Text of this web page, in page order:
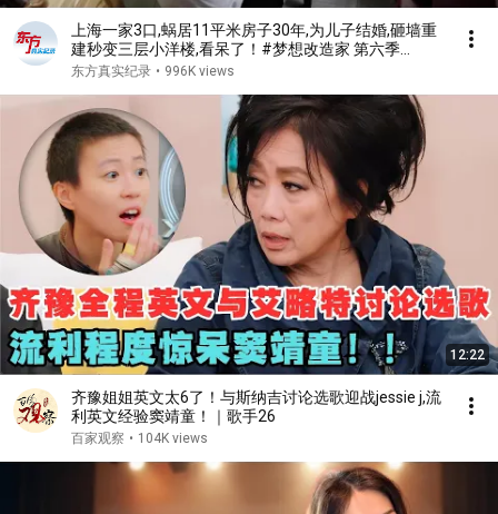
上海一家3口,蜗居11平米房子30年,为儿子结婚,砸墙重
建秒变三层小洋楼,看呆了！#梦想改造家 第六季
S06EP02
东方真实纪录 • 996K views
12:22
齐豫姐姐英文太6了！与斯纳吉讨论选歌迎战jessie j,流
利英文经验窦靖童！｜歌手26
百家观察 • 104K views